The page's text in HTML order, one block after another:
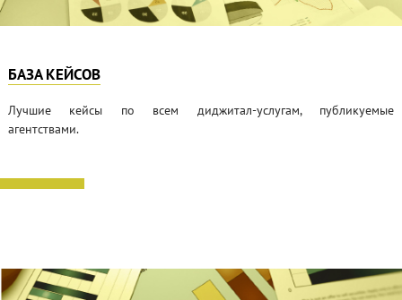
БАЗА КЕЙСОВ
Лучшие кейсы по всем диджитал-услугам, публикуемые
агентствами.